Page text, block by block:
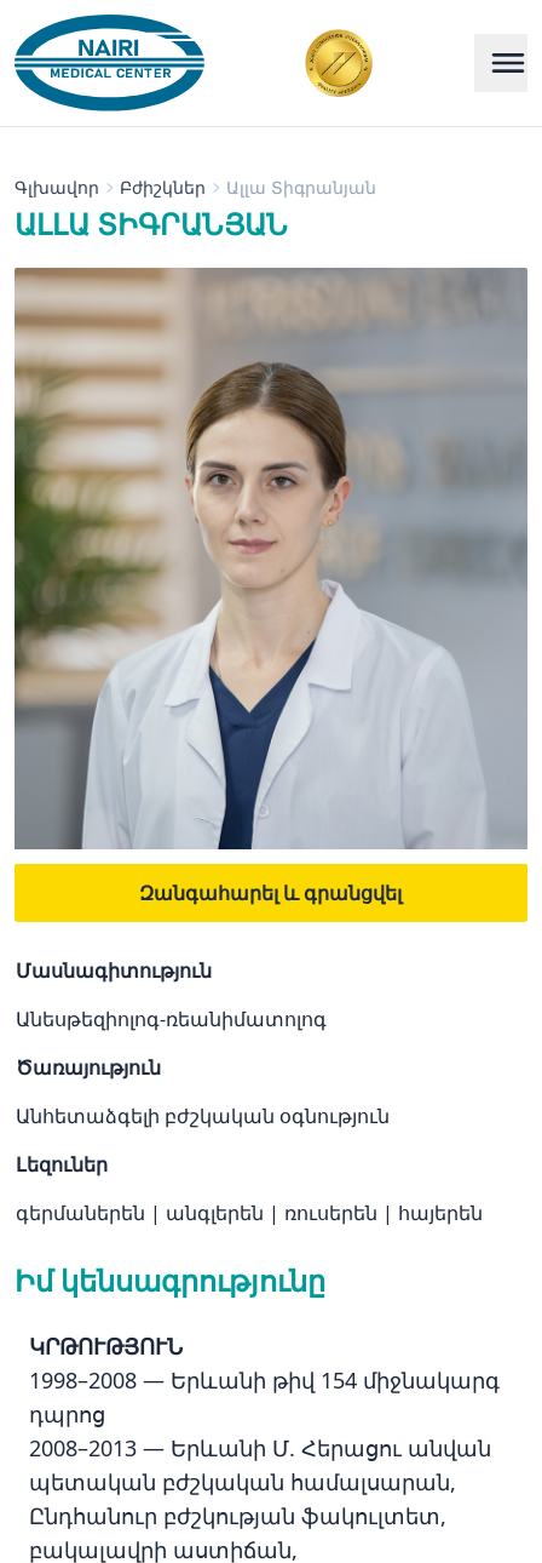
Գլխավոր Բժիշկներ Ալլա Տիգրանյան
ԱԼԼԱ ՏԻԳՐԱՆՅԱՆ
Զանգահարել և գրանցվել
Մասնագիտություն
Անեսթեզիոլոգ-ռեանիմատոլոգ
Ծառայություն
Անհետաձգելի բժշկական օգնություն
Լեզուներ
գերմաներեն | անգլերեն | ռուսերեն | հայերեն
Իմ կենսագրությունը
ԿՐԹՈՒԹՅՈՒՆ
1998–2008 — Երևանի թիվ 154 միջնակարգ
դպրոց
2008–2013 — Երևանի Մ. Հերացու անվան
պետական բժշկական համալսարան,
Ընդհանուր բժշկության ֆակուլտետ,
բակալավրի աստիճան,